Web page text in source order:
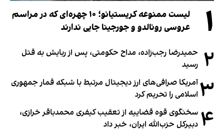
۱
لیست ممنوعه کریستیانو؛ ۱۰ چهره‌ای که در مراسم
عروسی رونالدو و جورجینا جایی ندارند
۲ حمیدرضا رجب‌زاده، مداح حکومتی، پس از ربایش به قتل
رسید
۳آمریکا صرافی‌های ارز دیجیتال مرتبط با شبکه قمار جمهوری
اسلامی را تحریم کرد
۴ سخنگوی قوه قضاییه از تعقیب کیفری محمدباقر خرازی،
دبیر‌کل حزب‌الله ایران، خبر داد